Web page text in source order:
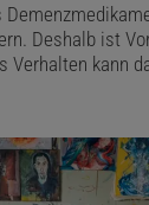
Deshalb ist
Verhalten kann